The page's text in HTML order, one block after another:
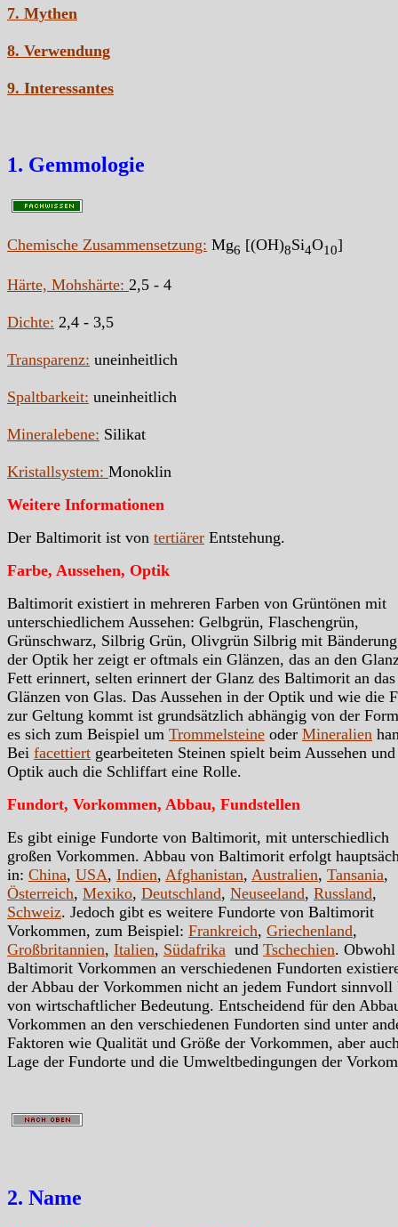
7. Mythen
8. Verwendung
9. Interessantes
1. Gemmologie
Chemische Zusammensetzung: Mg6 [(OH)8Si4O10]
Härte, Mohshärte: 2,5 - 4
Dichte: 2,4 - 3,5
Transparenz: uneinheitlich
Spaltbarkeit: uneinheitlich
Mineralebene: Silikat
Kristallsystem: Monoklin
Weitere Informationen
Der Baltimorit ist von tertiärer Entstehung.
Farbe, Aussehen, Optik
Baltimorit existiert in mehreren Farben von Grüntönen mit
unterschiedlichem Aussehen: Gelbgrün, Flaschengrün,
Grünschwarz, Silbrig Grün, Olivgrün Silbrig mit
der Optik her zeigt er oftmals ein Glänzen, das an den
Fett erinnert, selten erinnert der Glanz des Baltimorit an das
Glänzen von Glas. Das Aussehen in der Optik und wie die
zur Geltung kommt ist grundsätzlich abhängig von der
es sich zum Beispiel um Trommelsteine oder Mineralien
Bei facettiert gearbeiteten Steinen spielt beim Aussehen
Optik auch die Schliffart eine Rolle.
Fundort, Vorkommen, Abbau, Fundstellen
Es gibt einige Fundorte von Baltimorit, mit unterschiedlich
großen Vorkommen. Abbau von Baltimorit erfolgt
in: China, USA, Indien, Afghanistan, Australien, Tansania,
Österreich, Mexiko, Deutschland, Neuseeland, Russland,
Schweiz. Jedoch gibt es weitere Fundorte von Baltimorit
Vorkommen, zum Beispiel: Frankreich, Griechenland,
Großbritannien, Italien, Südafrika und Tschechien. Obwohl
Baltimorit Vorkommen an verschiedenen Fundorten
der Abbau der Vorkommen nicht an jedem Fundort sinnvoll
von wirtschaftlicher Bedeutung. Entscheidend für den
Vorkommen an den verschiedenen Fundorten sind unter
Faktoren wie Qualität und Größe der Vorkommen, aber
Lage der Fundorte und die Umweltbedingungen der
2. Name